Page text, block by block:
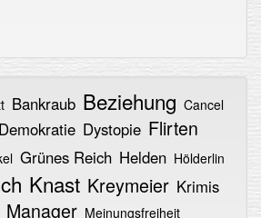
Bankraub Beziehung Cancel
Demokratie Dystopie Flirten
Grünes Reich Helden Hölderlin
Knast Kreymeier Krimis
Manager Meinungsfreiheit